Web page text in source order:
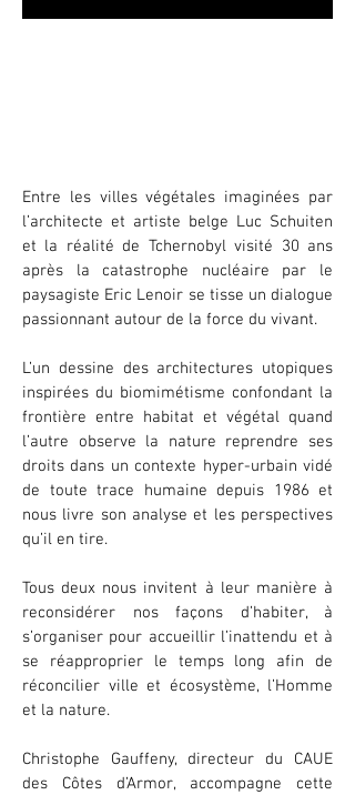
Entre les villes végétales imaginées par
l’architecte et artiste belge Luc Schuiten
et la réalité de Tchernobyl visité 30 ans
après la catastrophe nucléaire par le
paysagiste Eric Lenoir se tisse un dialogue
passionnant autour de la force du vivant.
L’un dessine des architectures utopiques
inspirées du biomimétisme confondant la
frontière entre habitat et végétal quand
l’autre observe la nature reprendre ses
droits dans un contexte hyper-urbain vidé
de toute trace humaine depuis 1986 et
nous livre son analyse et les perspectives
qu’il en tire.
Tous deux nous invitent à leur manière à
reconsidérer nos façons d’habiter, à
s’organiser pour accueillir l’inattendu et à
se réapproprier le temps long afin de
réconcilier ville et écosystème, l’Homme
et la nature.
Christophe Gauffeny, directeur du CAUE
des Côtes d’Armor, accompagne cette